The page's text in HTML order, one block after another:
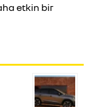
etkin bir